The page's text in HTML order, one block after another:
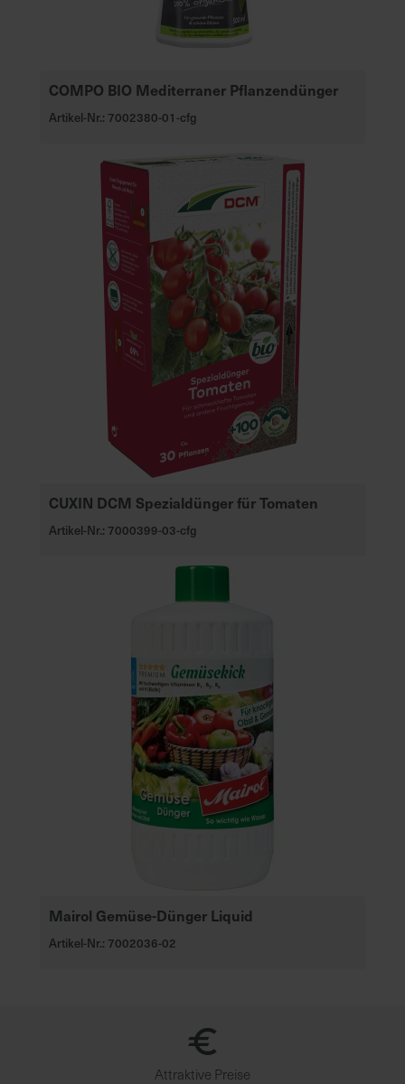
COMPO BIO Mediterraner Pflanzendünger
Artikel-Nr.: 7002380-01-cfg
CUXIN DCM Spezialdünger für Tomaten
Artikel-Nr.: 7000399-03-cfg
Mairol Gemüse-Dünger Liquid
Artikel-Nr.: 7002036-02
Attraktive Preise